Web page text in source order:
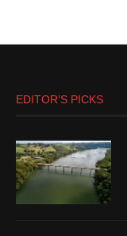
EDITOR’S PICKS